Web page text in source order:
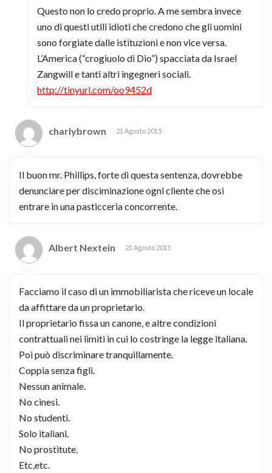
Questo non lo credo proprio. A me sembra invece
uno di questi utili idioti che credono che gli uomini
sono forgiate dalle istituzioni e non vice versa.
L’America (“crogiuolo di Dio”) spacciata da Israel
Zangwill e tanti altri ingegneri sociali.
http://tinyurl.com/oo9452d
charlybrown 21 Agosto 2015
Il buon mr. Phillips, forte di questa sentenza, dovrebbe
denunciare per disciminazione ogni cliente che osi
entrare in una pasticceria concorrente.
Albert Nextein 21 Agosto 2015
Facciamo il caso di un immobiliarista che riceve un locale
da affittare da un proprietario.
Il proprietario fissa un canone, e altre condizioni
contrattuali nei limiti in cui lo costringe la legge italiana.
Poi può discriminare tranquillamente.
Coppia senza figli.
Nessun animale.
No cinesi.
No studenti.
Solo italiani.
No prostitute.
Etc,etc.